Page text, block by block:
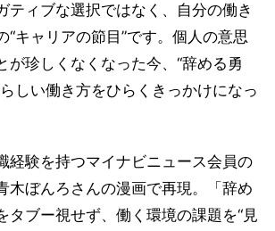
ティブな選択ではなく、自分の働き
“キャリアの節目”です。個人の意思
が珍しくなくなった今、“辞める勇
しい働き方をひらくきっかけになっ
経験を持つマイナビニュース会員の
木ぼんろさんの漫画で再現。「辞め
タブー視せず、働く環境の課題を“見